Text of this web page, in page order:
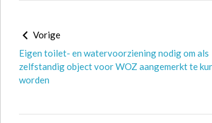
Vorige
Eigen toilet- en watervoorziening nodig om als
zelfstandig object voor WOZ aangemerkt te
worden